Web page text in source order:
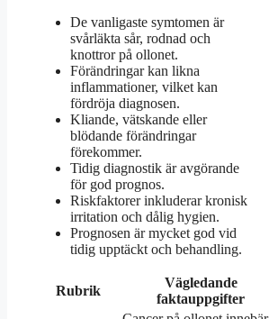
De vanligaste symtomen är
svårläkta sår, rodnad och
knottror på ollonet.
Förändringar kan likna
inflammationer, vilket kan
fördröja diagnosen.
Kliande, vätskande eller
blödande förändringar
förekommer.
Tidig diagnostik är avgörande
för god prognos.
Riskfaktorer inkluderar kronisk
irritation och dålig hygien.
Prognosen är mycket god vid
tidig upptäckt och behandling.
Rubrik
Vägledande
faktauppgifter